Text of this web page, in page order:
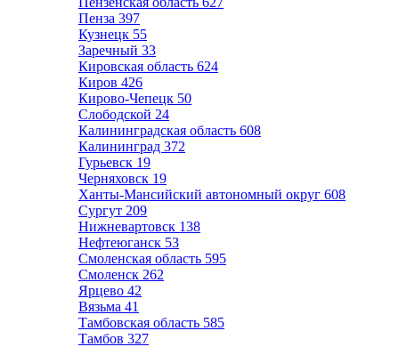
Пенза 397
Кузнецк 55
Заречный 33
Кировская область 624
Киров 426
Кирово-Чепецк 50
Слободской 24
Калининградская область 608
Калининград 372
Гурьевск 19
Черняховск 19
Ханты-Мансийский автономный округ 608
Сургут 209
Нижневартовск 138
Нефтеюганск 53
Смоленская область 595
Смоленск 262
Ярцево 42
Вязьма 41
Тамбовская область 585
Тамбов 327